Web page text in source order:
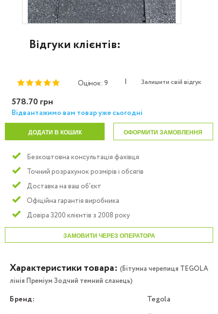
Відгуки клієнтів:
Оцінок: 9 | Залишити свій відгук
578.70 грн
Відвантажимо вам товар уже сьогодні
ДОДАТИ В КОШИК ОФОРМИТИ ЗАМОВЛЕННЯ
Безкоштовна консультація фахівця
Точний розрахунок розмірів і обсягів
Доставка на ваш об'єкт
Офіційна гарантія виробника
Довіра 3200 клієнтів з 2008 року
ЗАМОВИТИ ЧЕРЕЗ ОПЕРАТОРА
Характеристики товара: (Бітумна черепиця TEGOLA
лінія Преміум Зодчий темний сланець)
Бренд:
Tegola